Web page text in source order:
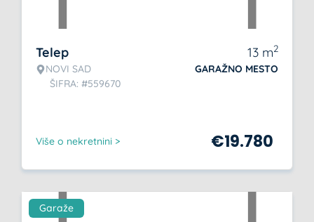
Telep
NOVI SAD
ŠIFRA: #559670
13 m2
GARAŽNO MESTO
Više o nekretnini > €19.780
Garaže